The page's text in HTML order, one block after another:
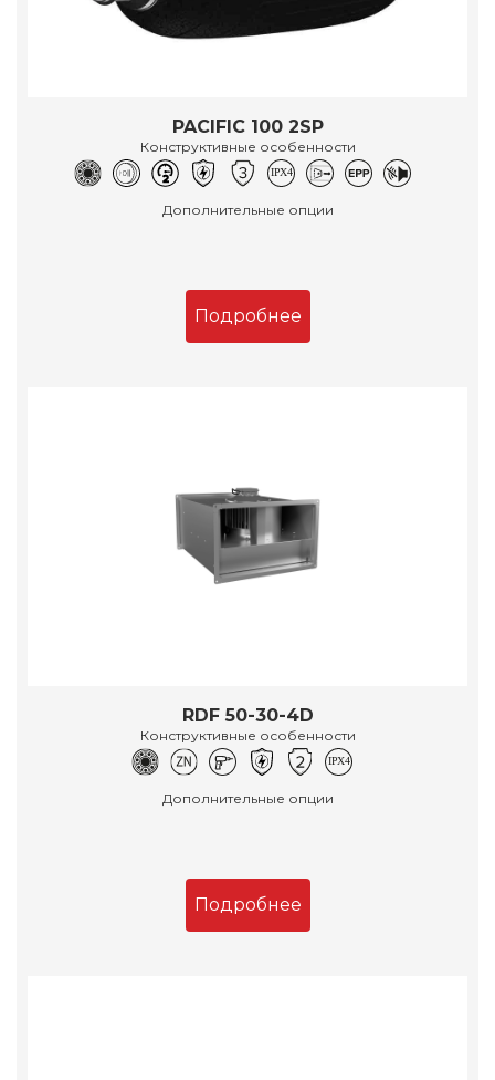
PACIFIC 100 2SP
Конструктивные особенности
Дополнительные опции
Подробнее
RDF 50-30-4D
Конструктивные особенности
Дополнительные опции
Подробнее